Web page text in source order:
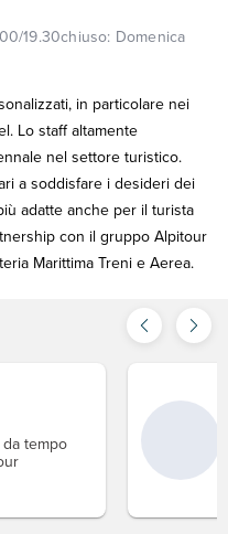
19.30chiuso: Domenica
in particolare nei
Lo staff altamente
nel settore turistico.
a soddisfare i desideri dei
adatte anche per il turista
con il gruppo Alpitour
Marittima Treni e Aerea.
tempo